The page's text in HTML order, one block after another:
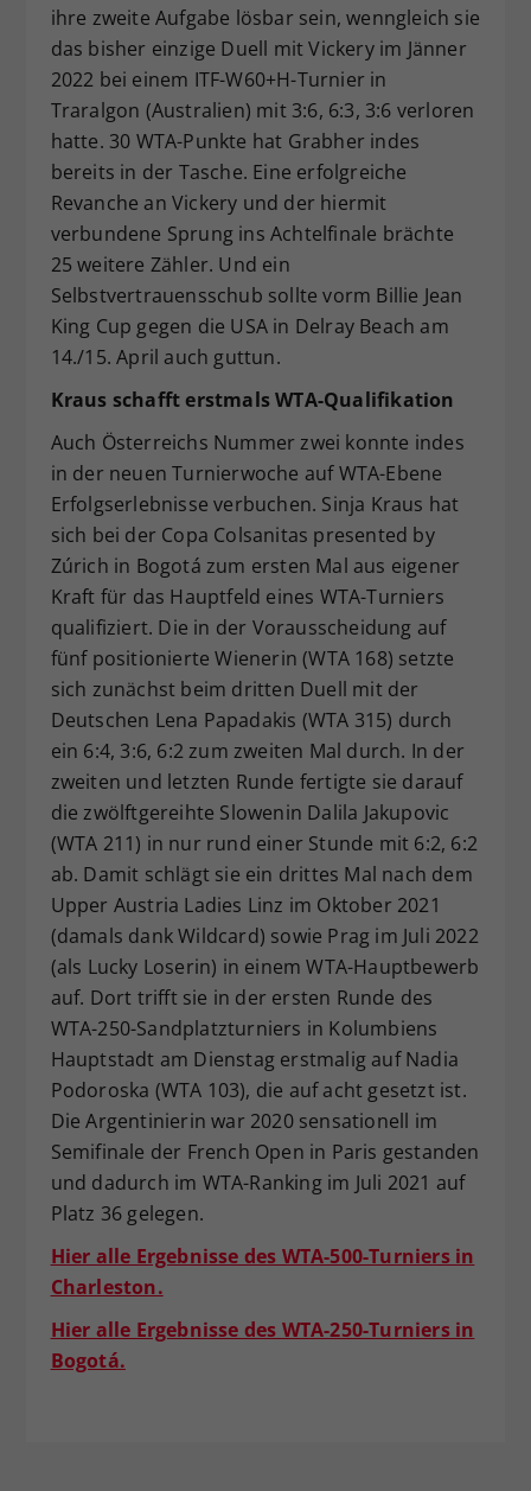
ihre zweite Aufgabe lösbar sein, wenngleich sie
das bisher einzige Duell mit Vickery im Jänner
2022 bei einem ITF-W60+H-Turnier in
Traralgon (Australien) mit 3:6, 6:3, 3:6 verloren
hatte. 30 WTA-Punkte hat Grabher indes
bereits in der Tasche. Eine erfolgreiche
Revanche an Vickery und der hiermit
verbundene Sprung ins Achtelfinale brächte
25 weitere Zähler. Und ein
Selbstvertrauensschub sollte vorm Billie Jean
King Cup gegen die USA in Delray Beach am
14./15. April auch guttun.
Kraus schafft erstmals WTA-Qualifikation
Auch Österreichs Nummer zwei konnte indes
in der neuen Turnierwoche auf WTA-Ebene
Erfolgserlebnisse verbuchen. Sinja Kraus hat
sich bei der Copa Colsanitas presented by
Zúrich in Bogotá zum ersten Mal aus eigener
Kraft für das Hauptfeld eines WTA-Turniers
qualifiziert. Die in der Vorausscheidung auf
fünf positionierte Wienerin (WTA 168) setzte
sich zunächst beim dritten Duell mit der
Deutschen Lena Papadakis (WTA 315) durch
ein 6:4, 3:6, 6:2 zum zweiten Mal durch. In der
zweiten und letzten Runde fertigte sie darauf
die zwölftgereihte Slowenin Dalila Jakupovic
(WTA 211) in nur rund einer Stunde mit 6:2, 6:2
ab. Damit schlägt sie ein drittes Mal nach dem
Upper Austria Ladies Linz im Oktober 2021
(damals dank Wildcard) sowie Prag im Juli 2022
(als Lucky Loserin) in einem WTA-Hauptbewerb
auf. Dort trifft sie in der ersten Runde des
WTA-250-Sandplatzturniers in Kolumbiens
Hauptstadt am Dienstag erstmalig auf Nadia
Podoroska (WTA 103), die auf acht gesetzt ist.
Die Argentinierin war 2020 sensationell im
Semifinale der French Open in Paris gestanden
und dadurch im WTA-Ranking im Juli 2021 auf
Platz 36 gelegen.
Hier alle Ergebnisse des WTA-500-Turniers in
Charleston.
Hier alle Ergebnisse des WTA-250-Turniers in
Bogotá.